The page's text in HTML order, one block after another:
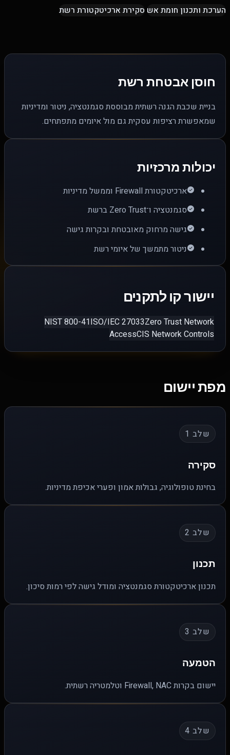
הערכת ותכנון חומת אש סקירת ארכיטקטורת רשת
חוסן אבטחת רשת
בניית שכבת הגנה רשתית מבוססת סגמנטציה, ניטור ומדיניות
שמאפשרת רציפות עסקית גם מול איומים מתפתחים.
יכולות מרכזיות
ארכיטקטורת Firewall וממשל מדיניות
סגמנטציה ו־Zero Trust ברשת
גישה מרחוק מאובטחת ובקרות גישה
ניטור מתמשך של איומי רשת
יישור קו לתקנים
NIST 800-41ISO/IEC 27033Zero Trust Network
AccessCIS Network Controls
מפת יישום
שלב 1
סקירה
בחינת טופולוגיה, גבולות אמון ופערי אכיפת מדיניות.
שלב 2
תכנון
תכנון ארכיטקטורת סגמנטציה ומודל גישה לפי רמות סיכון.
שלב 3
הטמעה
יישום בקרות Firewall, NAC וטלמטריה רשתית.
שלב 4